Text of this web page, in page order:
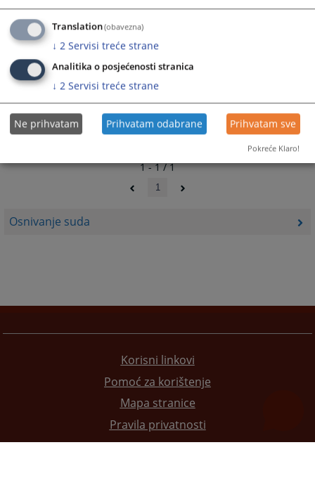
Osnivanje suda
1 - 1 / 1
1
Korisni linkovi
Pomoć za korištenje
Mapa stranice
Pravila privatnosti
Translation(obavezna)
↓ 2 Servisi treće strane
Analitika o posjećenosti stranica
↓ 2 Servisi treće strane
Ne prihvatam Prihvatam odabrane Prihvatam sve
Pokreće Klaro!